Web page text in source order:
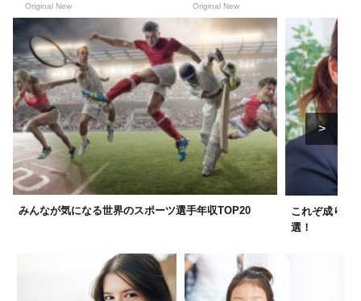
Original New Original New
みんなが気になる世界のスポーツ選手年収TOP20
これぞ成り上
選！